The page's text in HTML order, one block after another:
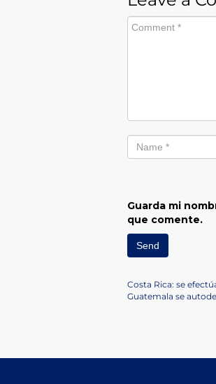
Guarda mi
que comente.
Previous
Post
Costa Rica: se
Next
Guatemala se